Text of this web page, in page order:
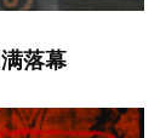
落幕